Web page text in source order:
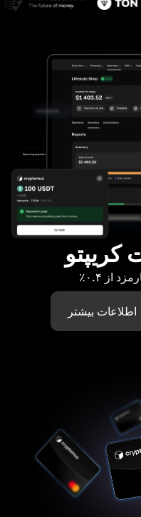
کریپتو
از ۰.۴٪
اطلاعات بیشتر